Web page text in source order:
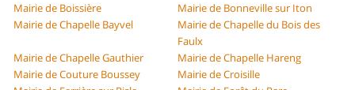
Mairie de Boissière
Mairie de Bonneville sur Iton
Mairie de Chapelle Bayvel
Mairie de Chapelle du Bois des
Faulx
Mairie de Chapelle Gauthier
Mairie de Chapelle Hareng
Mairie de Couture Boussey
Mairie de Croisille